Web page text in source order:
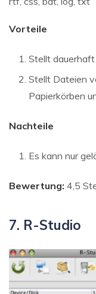
Vorteile
Stellt
Stellt Dateien
Papierkörben
Nachteile
Es kann nur
Bewertung: 4,5
7. R-Studio